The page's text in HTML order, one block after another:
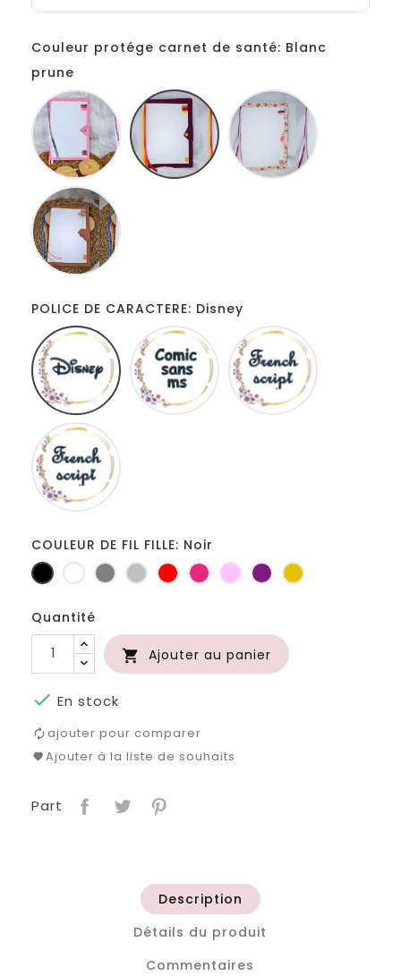
Couleur protége carnet de santé: Blanc
prune
Blanc
rose
Blanc
prune
POLICE DE CARACTERE: Disney
Disney
Comic
sans
ms
COULEUR DE FIL FILLE: Noir
Noir BlancGris
foncé
Gris
clair
RougeFuchsia
RosePruneJaune
Quantité
 Ajouter au panier
 En stock
ajouter pour comparer
Ajouter à la liste de souhaits
Part
Description
Détails du produit
Commentaires